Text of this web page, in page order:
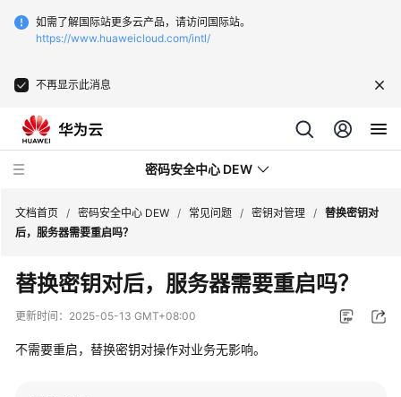
如需了解国际站更多云产品，请访问国际站。
https://www.huaweicloud.com/intl/
不再显示此消息
密码安全中心 DEW
最
新
动
文档首页 / 密码安全中心 DEW / 常见问题 / 密钥对管理 / 替换密钥对
后，服务器需要重启吗？
替换密钥对后，服务器需要重启吗？
更新时间： 2025-05-13 GMT+08:00
不需要重启，替换密钥对操作对业务无影响。